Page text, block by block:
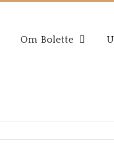
Om Bolette